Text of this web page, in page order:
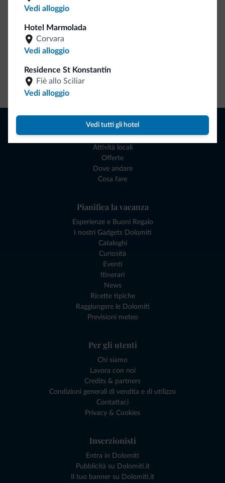
Vedi alloggio
Hotel Marmolada
Corvara
Vedi alloggio
Residence St Konstantin
Fiè allo Sciliar
Vedi alloggio
Vedi tutti gli hotel
Naviga
Dove dormire
Attività locali
Offerte
Dove andare
Cosa fare
Pianifica la vacanza
Esperienze e Buoni Regalo
I nostri Gadgets Dolomiti
Cataloghi
Curiosità
Eventi
Itinerari
News
Ricette tipiche
Raggiungere le Dolomiti
Previsioni meteo
Per gli utenti
Chi siamo
Lavora con noi
Credits & partners
Condizioni generali di vendita e di utilizzo
Contattaci
Privacy & Cookies
Inserzionisti
Entra in Dolomiti
Pubblicità su Dolomiti.it
Il tuo banner su Dolomiti.it